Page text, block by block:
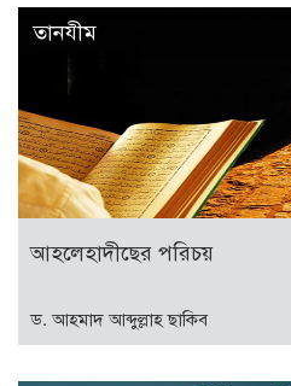
তানযীম
আহলেহাদীছের পরিচয়
ড. আহমাদ আব্দুল্লাহ ছাকিব